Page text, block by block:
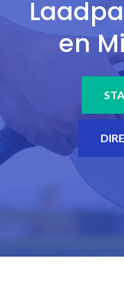
en